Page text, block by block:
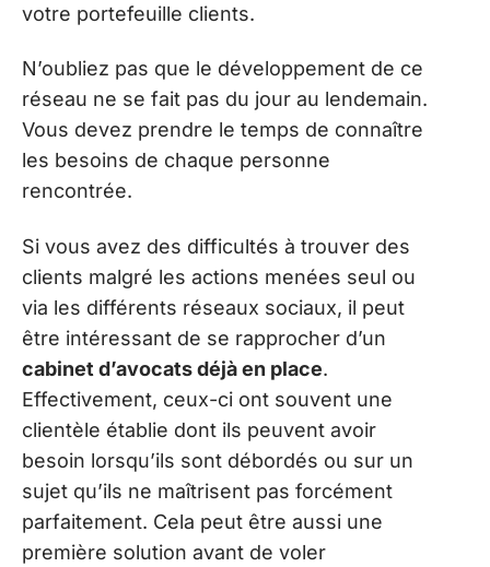
votre portefeuille clients.
N’oubliez pas que le développement de ce
réseau ne se fait pas du jour au lendemain.
Vous devez prendre le temps de connaître
les besoins de chaque personne
rencontrée.
Si vous avez des difficultés à trouver des
clients malgré les actions menées seul ou
via les différents réseaux sociaux, il peut
être intéressant de se rapprocher d’un
cabinet d’avocats déjà en place.
Effectivement, ceux-ci ont souvent une
clientèle établie dont ils peuvent avoir
besoin lorsqu’ils sont débordés ou sur un
sujet qu’ils ne maîtrisent pas forcément
parfaitement. Cela peut être aussi une
première solution avant de voler